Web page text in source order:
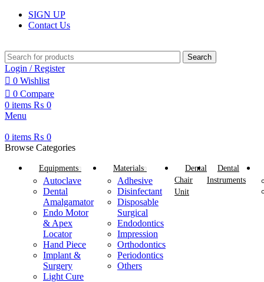
SIGN UP
Contact Us
Search
Login / Register
0 Wishlist
0 Compare
0 items ₨ 0
Menu
0 items ₨ 0
Browse Categories
Equipments
Autoclave
Dental
Amalgamator
Endo Motor
& Apex
Locator
Hand Piece
Implant &
Surgery
Light Cure
Materials
Adhesive
Disinfectant
Disposable
Surgical
Endodontics
Impression
Orthodontics
Periodontics
Others
Dental
Chair
Unit
Dental
Instruments